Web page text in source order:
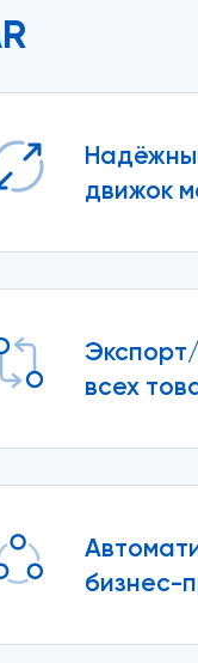
движок
всех
бизнес-